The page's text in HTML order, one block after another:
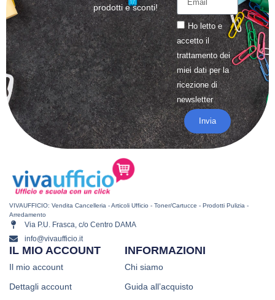
prodotti e sconti!
Ho letto e
accetto il
trattamentodei
miei dati per la
ricezione di
newsletter
Invia
VIVAUFFICIO: Vendita Cancelleria - Articoli Ufficio - Toner/Cartucce - Prodotti Pulizia -
Arredamento
Via P.U. Frasca, c/o Centro DAMA
info@vivaufficio.it
INFORMAZIONI
Chi siamo
Guida all’acquisto
IL MIO ACCOUNT
Il mio account
Dettagli account